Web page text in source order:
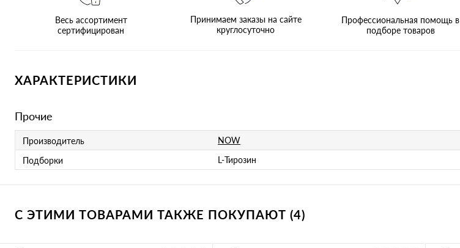
Весь ассортимент
сертифицирован
Принимаем заказы на сайте
круглосуточно
Профессиональная помощь в
подборе товаров
ХАРАКТЕРИСТИКИ
Прочие
Производитель
NOW
Подборки
L-Тирозин
С ЭТИМИ ТОВАРАМИ ТАКЖЕ ПОКУПАЮТ (4)